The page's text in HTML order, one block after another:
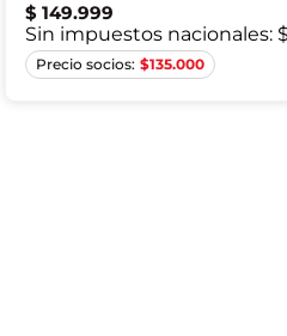
$ 149.999
Sin impuestos nacionales:
$135.000
S M L XL